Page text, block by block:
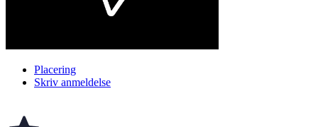
Placering
Skriv anmeldelse